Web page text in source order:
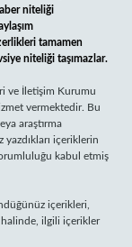
niteliği
tamamen
niteliği taşımazlar.
ve İletişim Kurumu
vermektedir. Bu
araştırma
içeriklerin
kabul etmiş
içerikleri,
ilgili içerikler